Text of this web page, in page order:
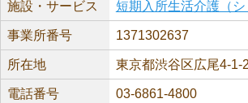
施設・サービス 短期入所生活介護（シ
事業所番号 1371302637
所在地 東京都渋谷区広尾4-1-
電話番号 03-6861-4800